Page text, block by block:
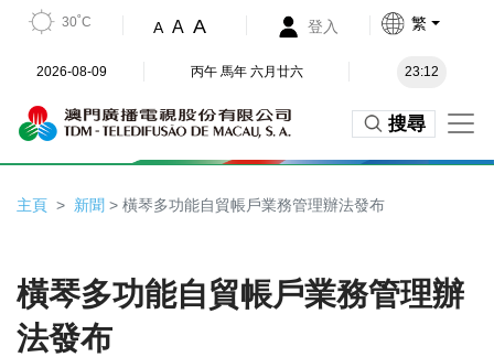
30˚C A A A 登入 繁
2026-08-09 丙午 馬年 六月廿六 23:12
搜尋
主頁 新聞 > 橫琴多功能自貿帳戶業務管理辦法發布
橫琴多功能自貿帳戶業務管理辦
法發布